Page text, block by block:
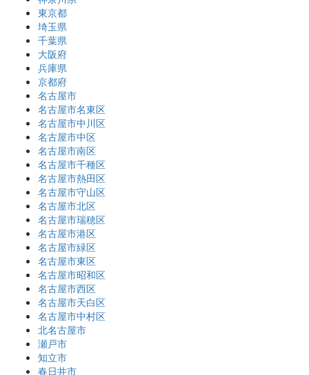
東京都
埼玉県
千葉県
大阪府
兵庫県
京都府
名古屋市
名古屋市名東区
名古屋市中川区
名古屋市中区
名古屋市南区
名古屋市千種区
名古屋市熱田区
名古屋市守山区
名古屋市北区
名古屋市瑞穂区
名古屋市港区
名古屋市緑区
名古屋市東区
名古屋市昭和区
名古屋市西区
名古屋市天白区
名古屋市中村区
北名古屋市
瀬戸市
知立市
春日井市